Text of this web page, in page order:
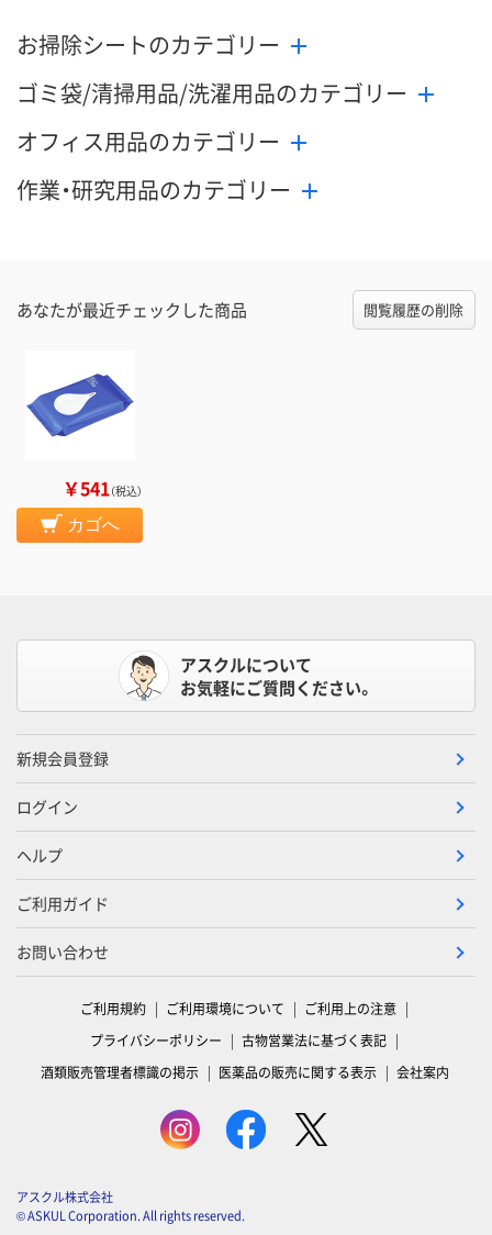
お掃除シートのカテゴリー
ゴミ袋/清掃用品/洗濯用品のカテゴリー
オフィス用品のカテゴリー
作業・研究用品のカテゴリー
あなたが最近チェックした商品 閲覧履歴の削除
￥541（税込）
カゴへ
アスクルについて
お気軽にご質問ください。
新規会員登録
ログイン
ヘルプ
ご利用ガイド
お問い合わせ
ご利用規約 ご利用環境について
ご利用上の注意
プライバシーポリシー
古物営業法に基づく表記
酒類販売管理者標識の掲示
医薬品の販売に関する表示 会社案内
アスクル株式会社
© ASKUL Corporation. All rights reserved.